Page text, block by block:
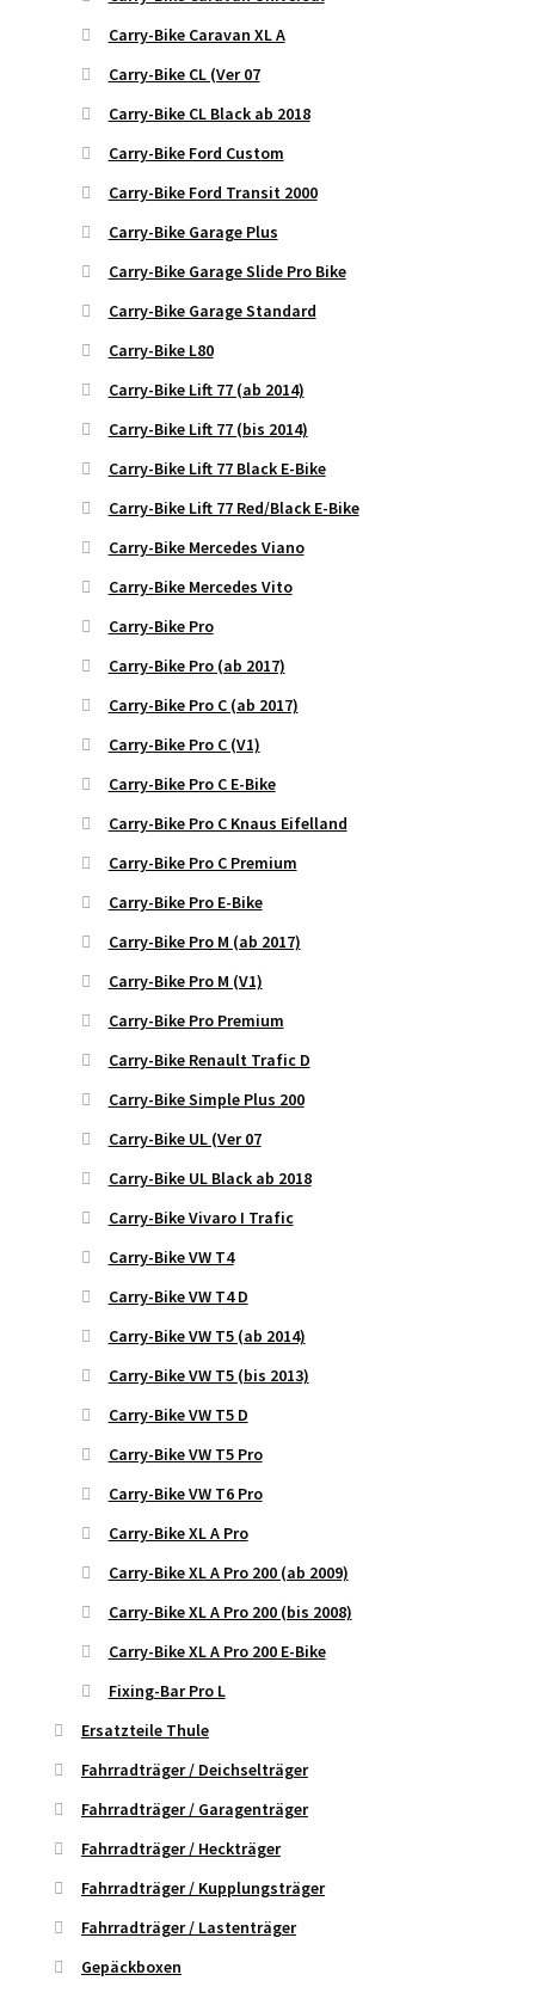
Carry-Bike Caravan XL A
Carry-Bike CL (Ver 07
Carry-Bike CL Black ab 2018
Carry-Bike Ford Custom
Carry-Bike Ford Transit 2000
Carry-Bike Garage Plus
Carry-Bike Garage Slide Pro Bike
Carry-Bike Garage Standard
Carry-Bike L80
Carry-Bike Lift 77 (ab 2014)
Carry-Bike Lift 77 (bis 2014)
Carry-Bike Lift 77 Black E-Bike
Carry-Bike Lift 77 Red/Black E-Bike
Carry-Bike Mercedes Viano
Carry-Bike Mercedes Vito
Carry-Bike Pro
Carry-Bike Pro (ab 2017)
Carry-Bike Pro C (ab 2017)
Carry-Bike Pro C (V1)
Carry-Bike Pro C E-Bike
Carry-Bike Pro C Knaus Eifelland
Carry-Bike Pro C Premium
Carry-Bike Pro E-Bike
Carry-Bike Pro M (ab 2017)
Carry-Bike Pro M (V1)
Carry-Bike Pro Premium
Carry-Bike Renault Trafic D
Carry-Bike Simple Plus 200
Carry-Bike UL (Ver 07
Carry-Bike UL Black ab 2018
Carry-Bike Vivaro I Trafic
Carry-Bike VW T4
Carry-Bike VW T4 D
Carry-Bike VW T5 (ab 2014)
Carry-Bike VW T5 (bis 2013)
Carry-Bike VW T5 D
Carry-Bike VW T5 Pro
Carry-Bike VW T6 Pro
Carry-Bike XL A Pro
Carry-Bike XL A Pro 200 (ab 2009)
Carry-Bike XL A Pro 200 (bis 2008)
Carry-Bike XL A Pro 200 E-Bike
Fixing-Bar Pro L
Ersatzteile Thule
Fahrradträger / Deichselträger
Fahrradträger / Garagenträger
Fahrradträger / Heckträger
Fahrradträger / Kupplungsträger
Fahrradträger / Lastenträger
Gepäckboxen